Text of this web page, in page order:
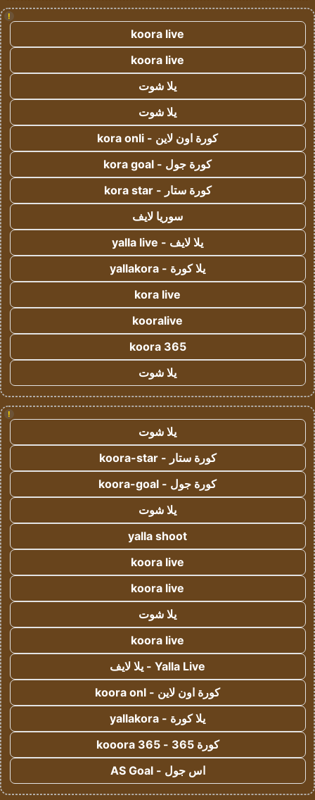
!
koora live
koora live
يلا شوت
يلا شوت
كورة اون لاين - kora onli
كورة جول - kora goal
كورة ستار - kora star
سوريا لايف
يلا لايف - yalla live
يلا كورة - yallakora
kora live
kooralive
koora 365
يلا شوت
!
يلا شوت
كورة ستار - koora-star
كورة جول - koora-goal
يلا شوت
yalla shoot
koora live
koora live
يلا شوت
koora live
Yalla Live - يلا لايف
كورة اون لاين - koora onl
يلا كورة - yallakora
كورة 365 - kooora 365
اس جول - AS Goal